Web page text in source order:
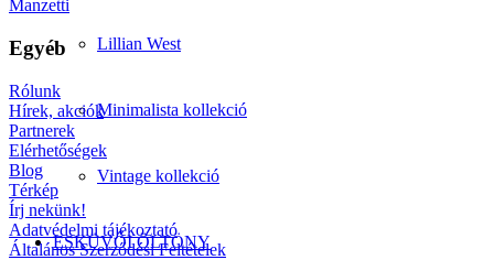
Lillian West
Minimalista kollekció
Vintage kollekció
ESKÜVŐI ÖLTÖNY
Manzetti
Egyéb
Rólunk
Hírek, akciók
Partnerek
Elérhetőségek
Blog
Térkép
Írj nekünk!
Adatvédelmi tájékoztató
Általános Szerződési Feltételek